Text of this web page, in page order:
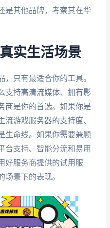
是其他品牌，考察其在华
实生活场景
只有最适合你的工具。
支持高清流媒体、拥有影
商是你的首选。如果你是
游戏服务器的支持度、
生命线。如果你需要兼顾
台支持、智能分流和易用
好服务商提供的试用服
场景下的表现。